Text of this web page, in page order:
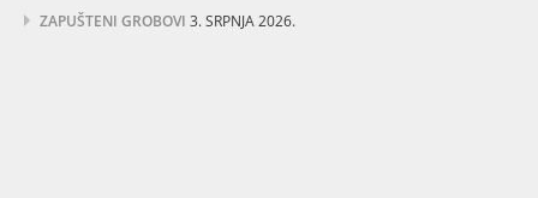
ZAPUŠTENI GROBOVI 3. SRPNJA 2026.